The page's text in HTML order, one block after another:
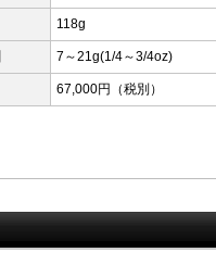
118g
7～21g(1/4～3/4oz)
67,000円（税別）